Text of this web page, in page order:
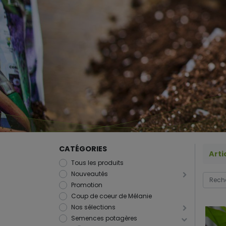
CATÉGORIES
Tous les produits
Nouveautés
Promotion
Coup de coeur de Mélanie
Nos sélections
Semences potagères